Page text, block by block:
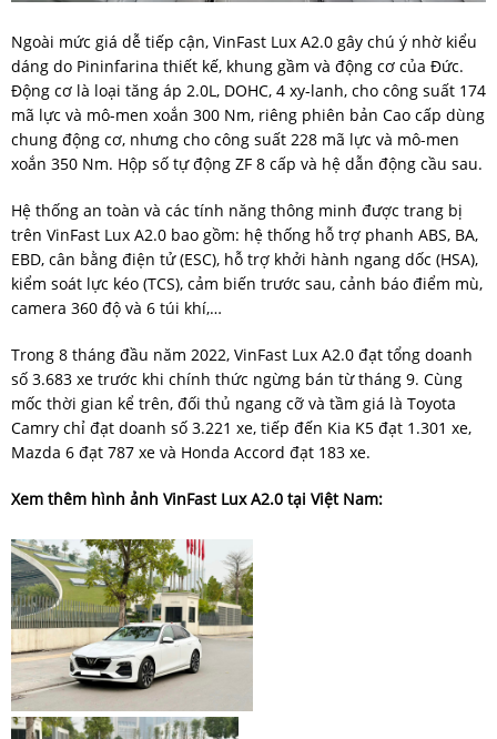
Ngoài mức giá dễ tiếp cận, VinFast Lux A2.0 gây chú ý nhờ kiểu
dáng do Pininfarina thiết kế, khung gầm và động cơ của Đức.
Động cơ là loại tăng áp 2.0L, DOHC, 4 xy-lanh, cho công suất 174
mã lực và mô-men xoắn 300 Nm, riêng phiên bản Cao cấp dùng
chung động cơ, nhưng cho công suất 228 mã lực và mô-men
xoắn 350 Nm. Hộp số tự động ZF 8 cấp và hệ dẫn động cầu sau.
Hệ thống an toàn và các tính năng thông minh được trang bị
trên VinFast Lux A2.0 bao gồm: hệ thống hỗ trợ phanh ABS, BA,
EBD, cân bằng điện tử (ESC), hỗ trợ khởi hành ngang dốc (HSA),
kiểm soát lực kéo (TCS), cảm biến trước sau, cảnh báo điểm mù,
camera 360 độ và 6 túi khí,…
Trong 8 tháng đầu năm 2022, VinFast Lux A2.0 đạt tổng doanh
số 3.683 xe trước khi chính thức ngừng bán từ tháng 9. Cùng
mốc thời gian kể trên, đối thủ ngang cỡ và tầm giá là Toyota
Camry chỉ đạt doanh số 3.221 xe, tiếp đến Kia K5 đạt 1.301 xe,
Mazda 6 đạt 787 xe và Honda Accord đạt 183 xe.
Xem thêm hình ảnh VinFast Lux A2.0 tại Việt Nam: